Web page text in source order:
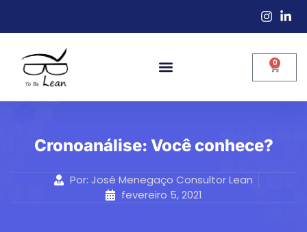
0
Cronoanálise: Você conhece?
Por: José Menegaço Consultor Lean
fevereiro 5, 2021